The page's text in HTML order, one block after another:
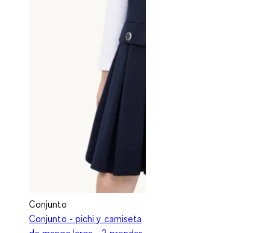
Conjunto
Conjunto - pichi y camiseta